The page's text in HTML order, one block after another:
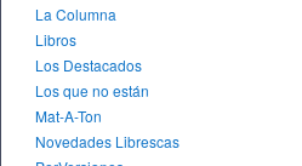
La Columna
Libros
Los Destacados
Los que no están
Mat-A-Ton
Novedades Librescas